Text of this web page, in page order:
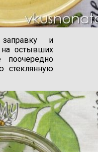
и
остывших
поочередно
стеклянную